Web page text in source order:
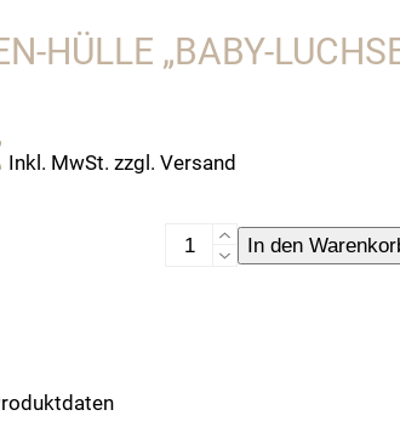
HÜLLE „BABY-
Preis
Inkl. MwSt. zzgl. Versand
Kinderkissen-
In den